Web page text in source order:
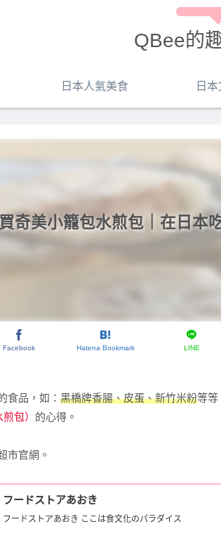
QBee的
日本人氣美食 日
奇美小籠包水煎包｜在日本
Facebook Hatena Bookmark LINE
食品，如： 黑橋牌香腸、皮蛋、新竹米粉等等
包） 的心得。
市官網。
フードストアあおき
フードストアあおき ここは食文化のパラダイス